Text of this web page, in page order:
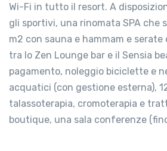
Wi-Fi in tutto il resort. A
gli sportivi, una rinomata SPA che
m2 con sauna e hammam e
tra lo Zen Lounge bar e il Sensia
pagamento, noleggio biciclette e
acquatici (con gestione esterna),
talassoterapia, cromoterapia e
boutique, una sala conferenze